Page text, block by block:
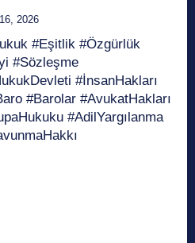
2026
#Eşitlik #Özgürlük
#Sözleşme
#İnsanHakları
#Barolar #AvukatHakları
#AdilYargılanma